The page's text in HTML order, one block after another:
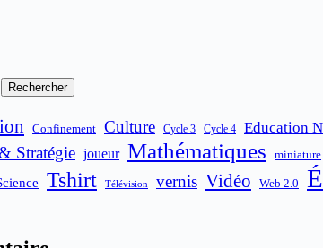
Rechercher
Confinement Culture Cycle 3 Cycle 4 Education
Stratégie joueur Mathématiques miniature
Tshirt Télévision vernis Vidéo Web 2.0